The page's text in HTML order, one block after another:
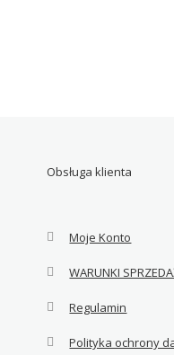
Obsługa klienta
Moje Konto
WARUNKI
Regulamin
Polityka ochrony